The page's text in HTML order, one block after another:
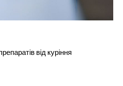
від куріння